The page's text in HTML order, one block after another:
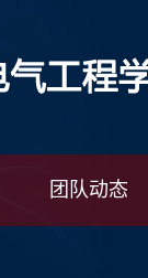
团队动态